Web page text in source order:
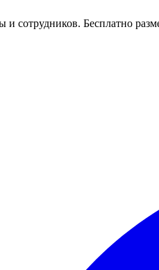
и сотрудников. Бесплатно